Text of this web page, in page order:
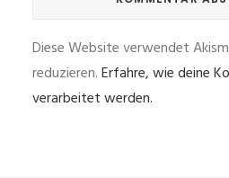
Diese Website verwendet
reduzieren.Erfahre, wie deine
verarbeitet werden.